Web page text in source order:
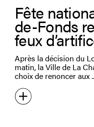
Fête
de-Fonds
feux
Après la décision du
matin, la Ville de La
choix de renoncer aux